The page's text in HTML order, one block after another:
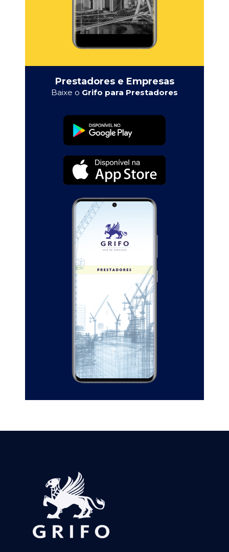
Prestadores e Empresas
Baixe o Grifo para Prestadores